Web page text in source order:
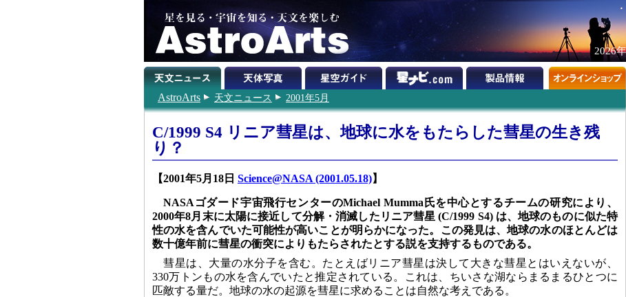
2026
AstroArts 天文ニュース 2001年5月
C/1999 S4 リニア彗星は、地球に水をもたらした彗星の生き残
り？
【2001年5月18日 Science@NASA (2001.05.18)】
NASAゴダード宇宙飛行センターのMichael Mumma氏を中心とするチームの研究により、
2000年8月末に太陽に接近して分解・消滅したリニア彗星 (C/1999 S4) は、地球のものに似た特
性の水を含んでいた可能性が高いことが明らかになった。この発見は、地球の水のほとんどは
数十億年前に彗星の衝突によりもたらされたとする説を支持するものである。
彗星は、大量の水分子を含む。たとえばリニア彗星は決して大きな彗星とはいえないが、
330万トンもの水を含んでいたと推定されている。これは、ちいさな湖ならまるまるひとつに
匹敵する量だ。地球の水の起源を彗星に求めることは自然な考えである。